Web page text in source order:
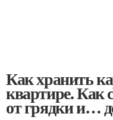
Как хранить
квартире. Как
от грядки и…